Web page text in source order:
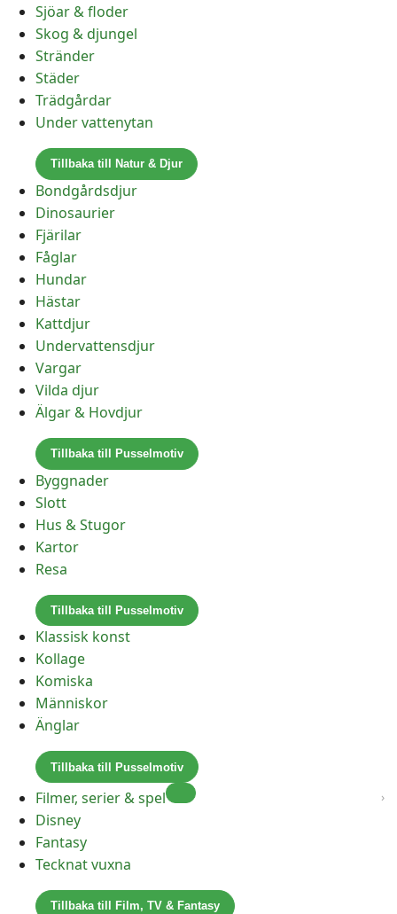
Sjöar & floder
Skog & djungel
Stränder
Städer
Trädgårdar
Under vattenytan
Tillbaka till Natur & Djur
Bondgårdsdjur
Dinosaurier
Fjärilar
Fåglar
Hundar
Hästar
Kattdjur
Undervattensdjur
Vargar
Vilda djur
Älgar & Hovdjur
Tillbaka till Pusselmotiv
Byggnader
Slott
Hus & Stugor
Kartor
Resa
Tillbaka till Pusselmotiv
Klassisk konst
Kollage
Komiska
Människor
Änglar
Tillbaka till Pusselmotiv
Filmer, serier & spel
Disney
Fantasy
Tecknat vuxna
Tillbaka till Film, TV & Fantasy